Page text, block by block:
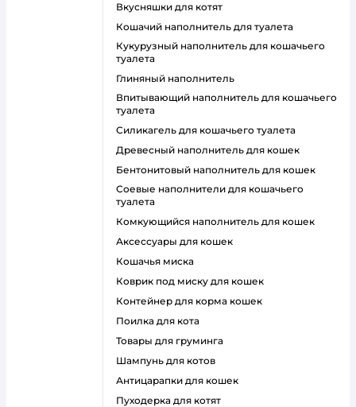
вкусняшки для котят
кошачий наполнитель для туалета
кукурузный наполнитель для кошачьего
туалета
глиняный наполнитель
впитывающий наполнитель для кошачьего
туалета
силикагель для кошачьего туалета
древесный наполнитель для кошек
бентонитовый наполнитель для кошек
соевые наполнители для кошачьего
туалета
комкующийся наполнитель для кошек
аксессуары для кошек
кошачья миска
коврик под миску для кошек
контейнер для корма кошек
поилка для кота
товары для груминга
шампунь для котов
антицарапки для кошек
пуходерка для котят